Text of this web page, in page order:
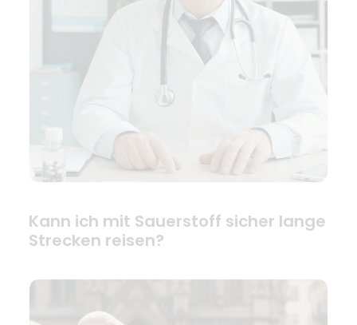
Kann ich mit Sauerstoff sicher lange
Strecken reisen?